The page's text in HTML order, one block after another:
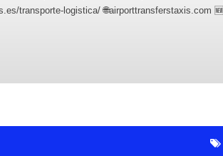
transporte-logistica/ 🌐airporttransferstaxis.com